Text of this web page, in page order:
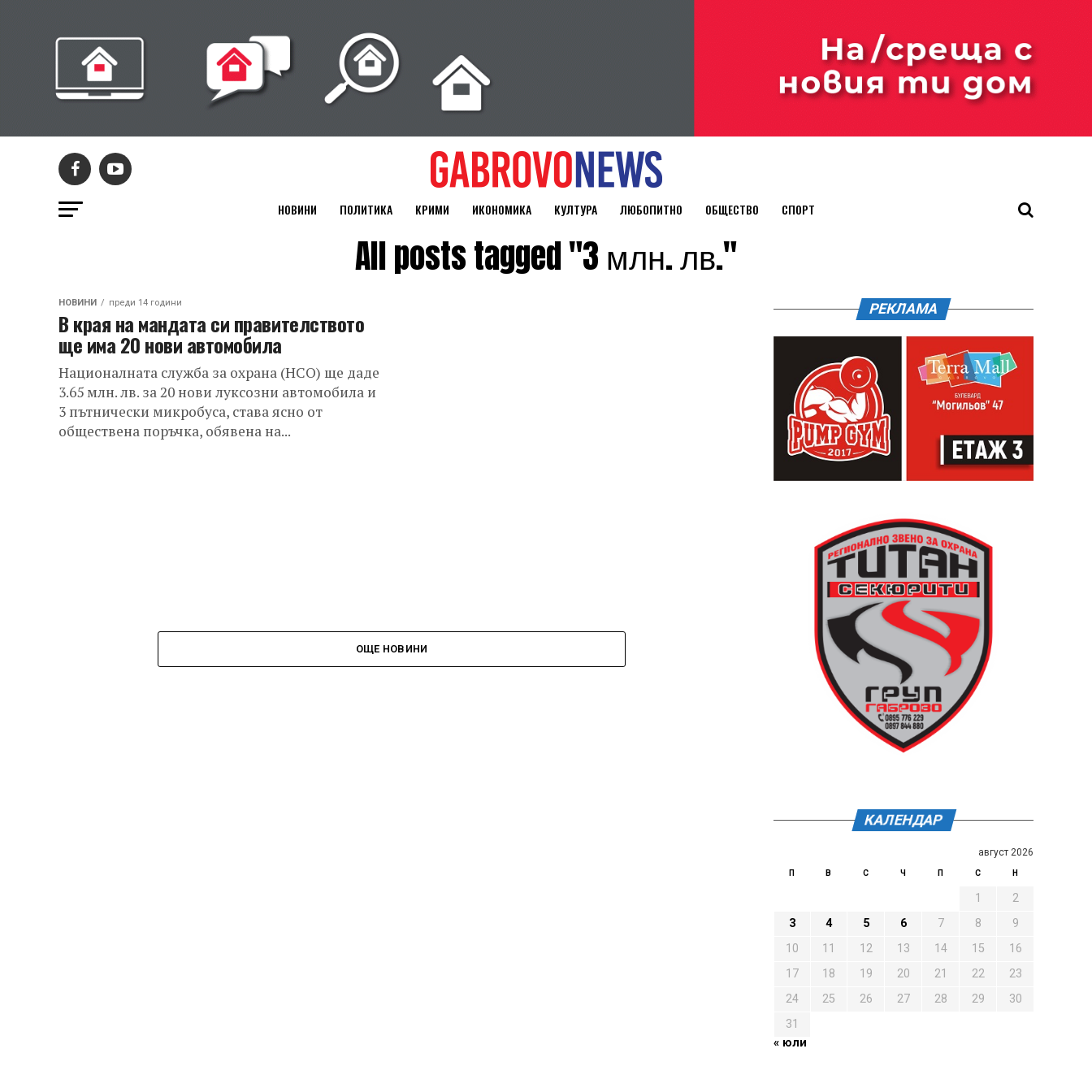
НОВИНИ ПОЛИТИКА КРИМИ ИКОНОМИКА КУЛТУРА ЛЮБОПИТНО ОБЩЕСТВО СПОРТ
All posts tagged "3 млн. лв."
НОВИНИ преди 14 години
В края на мандата си правителството
ще има 20 нови автомобила
Националната служба за охрана (НСО) ще даде
3.65 млн. лв. за 20 нови луксозни автомобила и
3 пътнически микробуса, става ясно от
обществена поръчка, обявена на...
ОЩЕ НОВИНИ
РЕКЛАМА
КАЛЕНДАР
август 2026
П В С Ч П С Н
1
2
3
4 5 6 7 8
9
10
11 12 13 14 15
16
17
18 19 20 21 22
23
24
25 26 27 28 29
30
31
« юли